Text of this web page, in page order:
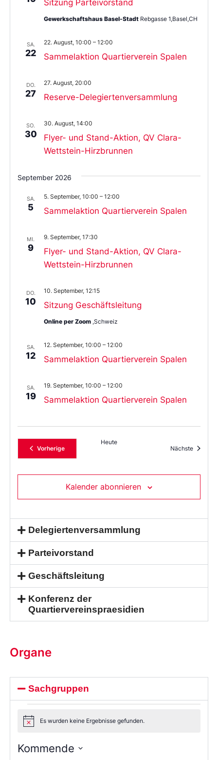
Sitzung Parteivorstand
Gewerkschaftshaus Basel-Stadt Rebgasse 1,Basel,CH
SA.
22 Sammelaktion Quartierverein Spalen
22. August, 10:00 – 12:00
DO.
27 Reserve-Delegiertenversammlung
27. August, 20:00
SO.
30
Flyer- und Stand-Aktion, QV Clara-
Wettstein-Hirzbrunnen
30. August, 14:00
September 2026
SA.
5 Sammelaktion Quartierverein Spalen
5. September, 10:00 – 12:00
MI.
9
Flyer- und Stand-Aktion, QV Clara-
Wettstein-Hirzbrunnen
9. September, 17:30
DO.
10 Sitzung Geschäftsleitung
10. September, 12:15
Online per Zoom ,Schweiz
SA.
12 Sammelaktion Quartierverein Spalen
12. September, 10:00 – 12:00
SA.
19 Sammelaktion Quartierverein Spalen
19. September, 10:00 – 12:00
VorherigeVeranstaltungen
Heute
Nächste
Kalender abonnieren
Delegiertenversammlung
Parteivorstand
Geschäftsleitung
Konferenz der
Quartiervereinspraesidien
Organe
Sachgruppen
NoticeEs wurden keine Ergebnisse gefunden.
Kommende